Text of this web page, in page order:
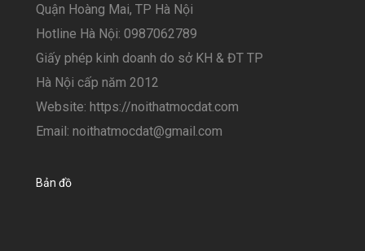
Quận Hoàng Mai, TP Hà Nội
Hotline Hà Nội: 0987062789
Giấy phép kinh doanh do sở KH & ĐT TP
Hà Nội cấp năm 2012
Website: https://noithatmocdat.com
Email: noithatmocdat@gmail.com
Bản đồ